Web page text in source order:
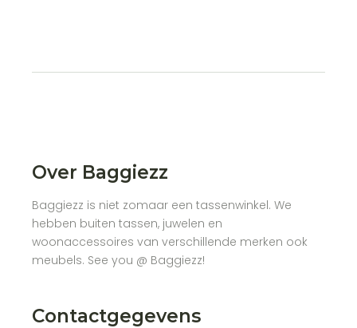
Over Baggiezz
Baggiezz is niet zomaar een tassenwinkel. We
hebben buiten tassen, juwelen en
woonaccessoires van verschillende merken ook
meubels. See you @ Baggiezz!
Contactgegevens